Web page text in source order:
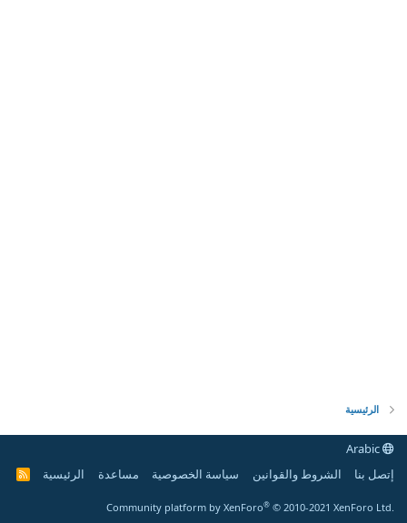
الرئيسية
إتصل بنا
الشروط والقوانين سياسة الخصوصية مساعدة الرئيسية
R
Community platform by XenForo® © 2010-2021 XenForo Ltd.